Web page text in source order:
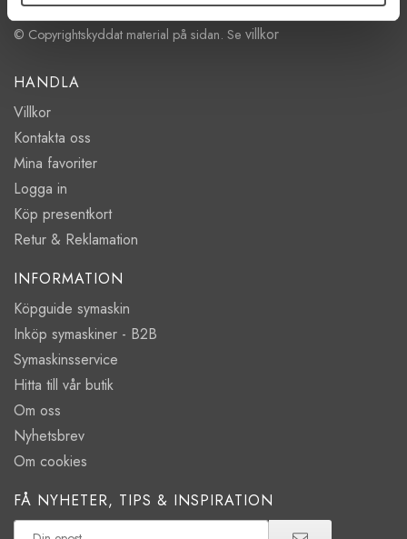
© Copyrightskyddat material på sidan. Se villkor
HANDLA
Villkor
Kontakta oss
Mina favoriter
Logga in
Köp presentkort
Retur & Reklamation
INFORMATION
Köpguide symaskin
Inköp symaskiner - B2B
Symaskinsservice
Hitta till vår butik
Om oss
Nyhetsbrev
Om cookies
FÅ NYHETER, TIPS & INSPIRATION